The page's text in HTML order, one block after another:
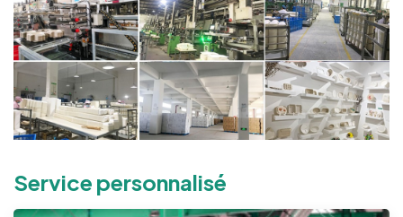
Service personnalisé